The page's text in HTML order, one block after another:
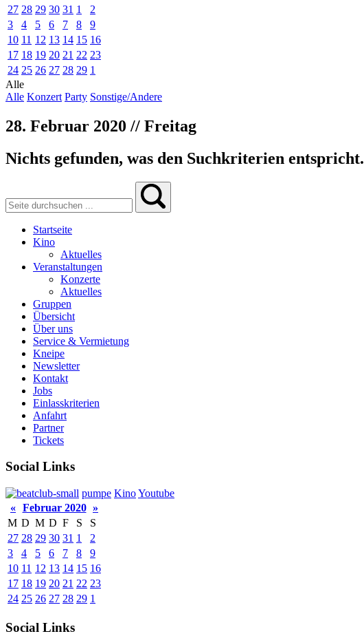
27 28 29 30 31 1
2
3
4 5 6 7 8
9
10 11 12 13 14 15 16
17 18 19 20 21 22 23
24 25 26 27 28 29 1
Alle
Alle Konzert Party Sonstige/Andere
28. Februar 2020 // Freitag
Nichts gefunden, was den Suchkriterien entspricht.
Startseite
Kino
Aktuelles
Veranstaltungen
Konzerte
Aktuelles
Gruppen
Übersicht
Über uns
Service & Vermietung
Kneipe
Newsletter
Kontakt
Jobs
Einlasskriterien
Anfahrt
Partner
Tickets
Social Links
pumpe KinoYoutube
« Februar 2020 »
M D M D F S
S
27 28 29 30 31 1
2
3
4 5 6 7 8
9
10 11 12 13 14 15 16
17 18 19 20 21 22 23
24 25 26 27 28 29 1
Social Links